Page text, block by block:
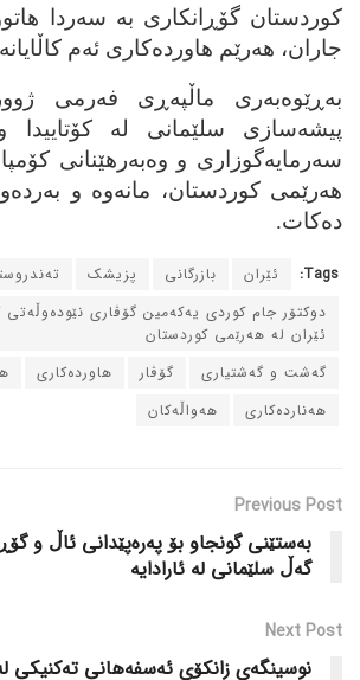
کوردستان گۆڕانکاری به‌ سه‌ردا
جاران، هه‌رێم هاورده‌کاری ئه‌م کاڵایانه‌
به‌ڕێوه‌به‌ری ماڵپه‌ڕی فه‌رمی
پیشه‌سازی سلێمانی له‌
سه‌رمایه‌گوزاری و وه‌به‌رهێنانی
هه‌رێمی کوردستان، مانه‌وه‌ و
ده‌کات.
Tags: ئێران بازرگانی پزیشک
دوکتۆر جام کوردی یه‌که‌مین گۆڤاری
ئێران له‌ هه‌رێمی کوردستان
گه‌شت و گه‌شتیاری
گۆڤار هاورده‌کاری
هه‌نارده‌کاری
هه‌واڵه‌کان
Previous Post
به‌ستێنی گونجاو بۆ په‌ره‌پێدانی ئاڵ و
گه‌ڵ سلێمانی له‌ ئارادایه‌
Next Post
نوسینگه‌ی زانكۆى ئه‌سفه‌هانى ته‌كنیكى